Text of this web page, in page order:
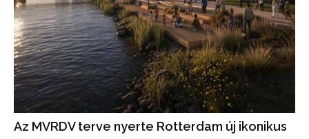
Az MVRDV terve nyerte Rotterdam új ikonikus